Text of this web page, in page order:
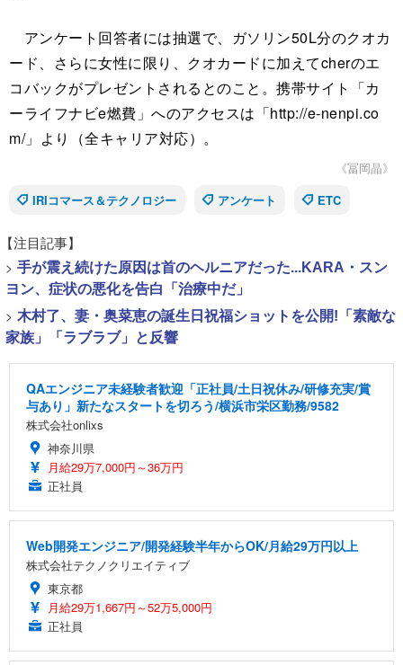
アンケート回答者には抽選で、ガソリン50L分のクオカ
ード、さらに女性に限り、クオカードに加えてcherのエ
コバックがプレゼントされるとのこと。携帯サイト「カ
ーライフナビe燃費」へのアクセスは「http://e-nenpi.co
m/」より（全キャリア対応）。
《冨岡晶》
IRIコマース＆テクノロジー
アンケート ETC
【注目記事】
> 手が震え続けた原因は首のヘルニアだった...KARA・スン
ヨン、症状の悪化を告白「治療中だ」
> 木村了、妻・奥菜恵の誕生日祝福ショットを公開!「素敵な
家族」「ラブラブ」と反響
QAエンジニア未経験者歓迎「正社員/土日祝休み/研修充実/賞
与あり」新たなスタートを切ろう/横浜市栄区勤務/9582
株式会社onlixs
神奈川県
月給29万7,000円～36万円
正社員
Web開発エンジニア/開発経験半年からOK/月給29万円以上
株式会社テクノクリエイティブ
東京都
月給29万1,667円～52万5,000円
正社員